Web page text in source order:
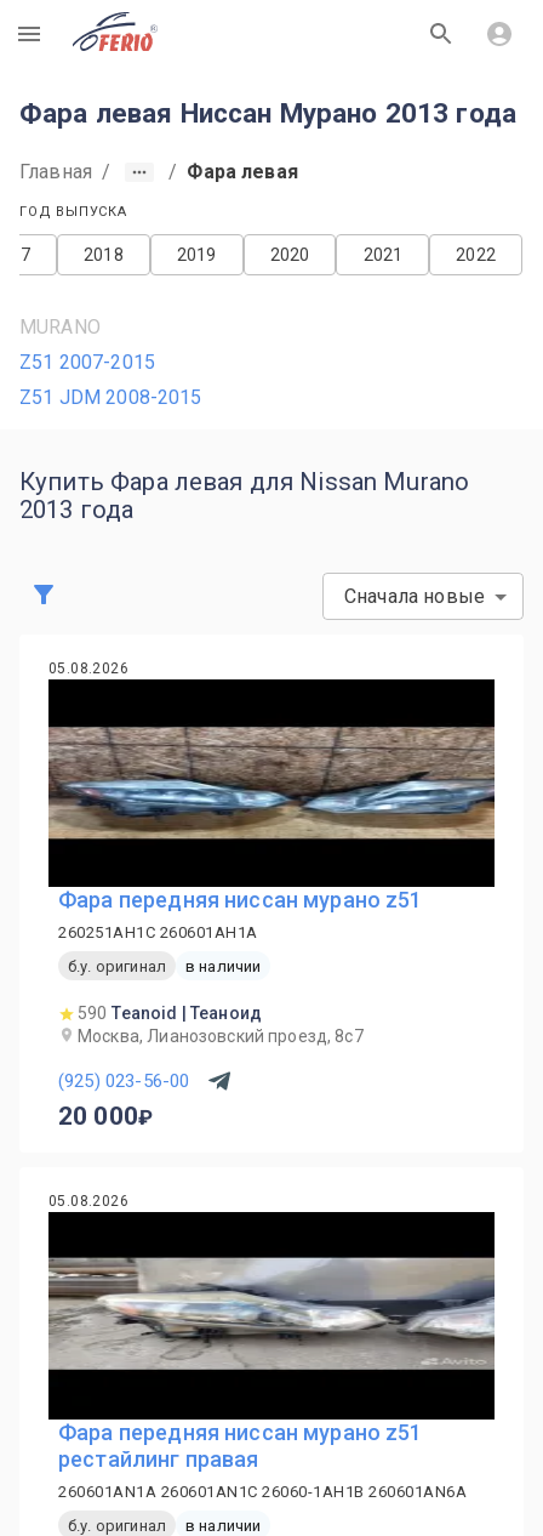
R
Фара левая Ниссан Мурано 2013 года
Главная / / Фара левая
ГОД ВЫПУСКА
2022
2021
2020
2019
2018
MURANO
Z51 2007-2015
Z51 JDM 2008-2015
Купить Фара левая для Nissan Murano
2013 года
Сначала новые
05.08.2026
Фара передняя ниссан мурано z51
260251AH1C 260601AH1A
б.у. оригинал
в наличии
590 Teanoid | Теаноид
Москва, Лианозовский проезд, 8с7
(925) 023-56-00
20 000
05.08.2026
Фара передняя ниссан мурано z51
рестайлинг правая
260601AN1A 260601AN1C 26060-1AH1B 260601AN6A
б.у. оригинал
в наличии